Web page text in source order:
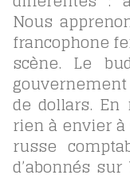
Nous
francophone
scène. Le
de dollars. En
rien à envier
russe
d’abonnés